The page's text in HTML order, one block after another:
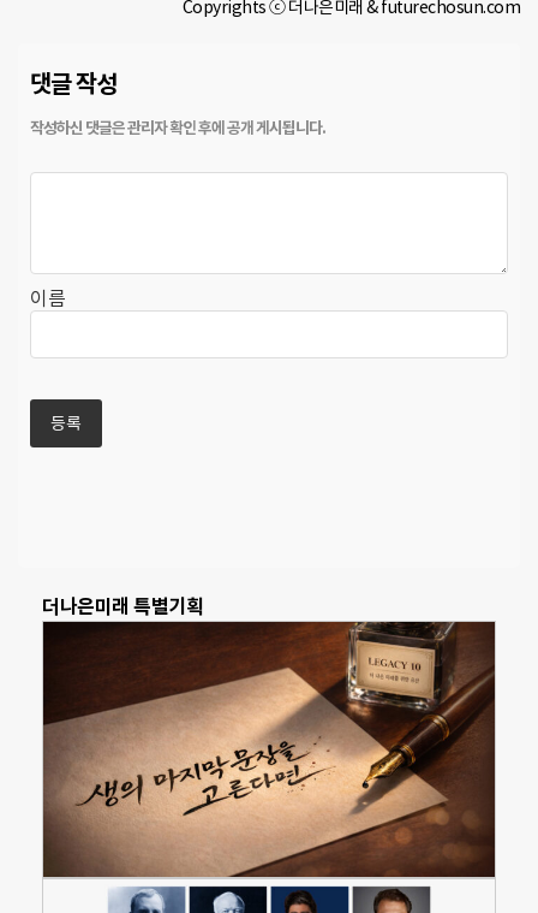
Copyrights ⓒ 더나은미래 & futurechosun.com
댓글 작성
이름
더나은미래 특별기획